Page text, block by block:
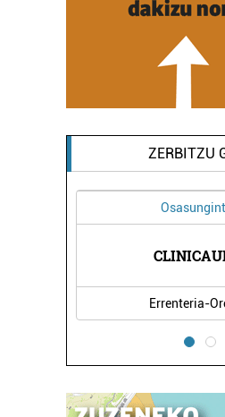
ZERBITZU
Errenteria-